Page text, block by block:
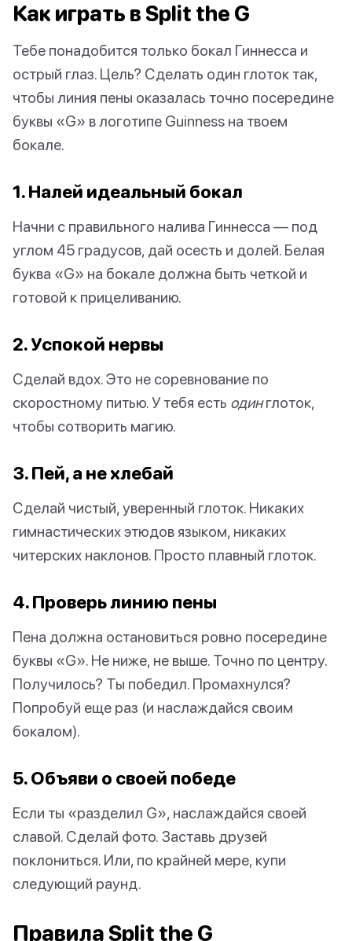
Как играть в Split the G
Тебе понадобится только бокал Гиннесса и
острый глаз. Цель? Сделать один глоток так,
чтобы линия пены оказалась точно посередине
буквы «G» в логотипе Guinness на твоем
бокале.
1. Налей идеальный бокал
Начни с правильного налива Гиннесса — под
углом 45 градусов, дай осесть и долей. Белая
буква «G» на бокале должна быть четкой и
готовой к прицеливанию.
2. Успокой нервы
Сделай вдох. Это не соревнование по
скоростному питью. У тебя есть одинглоток,
чтобы сотворить магию.
3. Пей, а не хлебай
Сделай чистый, уверенный глоток. Никаких
гимнастических этюдов языком, никаких
читерских наклонов. Просто плавный глоток.
4. Проверь линию пены
Пена должна остановиться ровно посередине
буквы «G». Не ниже, не выше. Точно по центру.
Получилось? Ты победил. Промахнулся?
Попробуй еще раз (и наслаждайся своим
бокалом).
5. Объяви о своей победе
Если ты «разделил G», наслаждайся своей
славой. Сделай фото. Заставь друзей
поклониться. Или, по крайней мере, купи
следующий раунд.
Правила Split the G